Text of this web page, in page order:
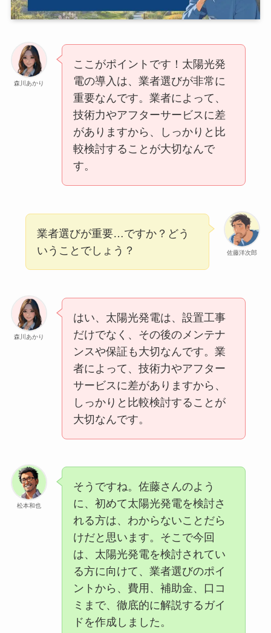
森川あかり
ここがポイントです！太陽光発
電の導入は、業者選びが非常に
重要なんです。業者によって、
技術力やアフターサービスに差
がありますから、しっかりと比
較検討することが大切なんで
す。
佐藤洋次郎
業者選びが重要…ですか？どう
いうことでしょう？
森川あかり
はい、太陽光発電は、設置工事
だけでなく、その後のメンテナ
ンスや保証も大切なんです。業
者によって、技術力やアフター
サービスに差がありますから、
しっかりと比較検討することが
大切なんです。
松本和也
そうですね。佐藤さんのよう
に、初めて太陽光発電を検討さ
れる方は、わからないことだら
けだと思います。そこで今回
は、太陽光発電を検討されてい
る方に向けて、業者選びのポイ
ントから、費用、補助金、口コ
ミまで、徹底的に解説するガイ
ドを作成しました。